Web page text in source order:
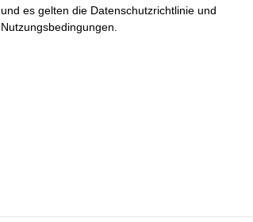
und es gelten die Datenschutzrichtlinie und
Nutzungsbedingungen